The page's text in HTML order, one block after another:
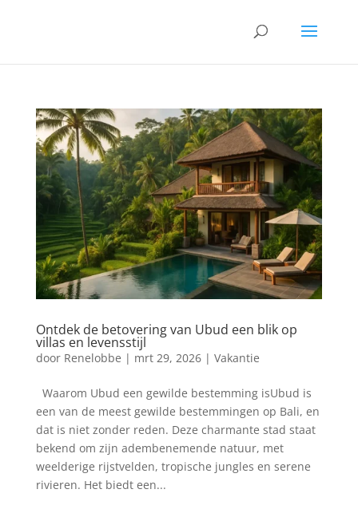
Ontdek de betovering van Ubud een blik op
villas en levensstijl
door Renelobbe | mrt 29, 2026| Vakantie
Waarom Ubud een gewilde bestemming isUbud is
een van de meest gewilde bestemmingen op Bali, en
dat is niet zonder reden. Deze charmante stad staat
bekend om zijn adembenemende natuur, met
weelderige rijstvelden, tropische jungles en serene
rivieren. Het biedt een...